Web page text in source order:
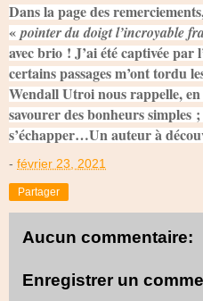
Dans la page des
«pointer du doigt l’incroyable
avec brio ! J’ai été captivée par
certains passages m’ont tordu
Wendall Utroi nous rappelle,
savourer des bonheurs
s’échapper…Un auteur à
- février 23, 2021
Partager
Aucun commentaire:
Enregistrer un